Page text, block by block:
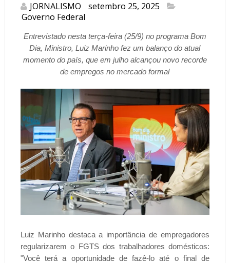
JORNALISMO
setembro 25, 2025
Governo Federal
Entrevistado nesta terça-feira (25/9) no programa Bom
Dia, Ministro, Luiz Marinho fez um balanço do atual
momento do país, que em julho alcançou novo recorde
de empregos no mercado formal
Luiz Marinho destaca a importância de empregadores
regularizarem o FGTS dos trabalhadores domésticos:
"Você terá a oportunidade de fazê-lo até o final de